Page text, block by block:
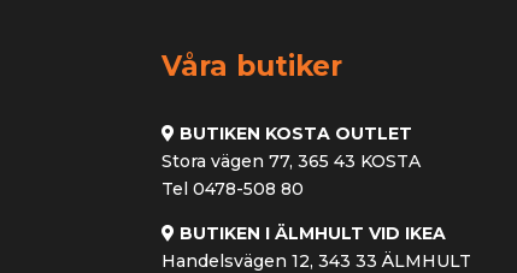
Våra butiker
BUTIKEN KOSTA OUTLET
Stora vägen 77, 365 43 KOSTA
Tel 0478-508 80
BUTIKEN I ÄLMHULT VID IKEA
Handelsvägen 12, 343 33 ÄLMHULT